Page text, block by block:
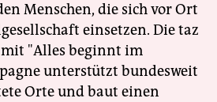
Menschen, die sich vor Ort
einsetzen. Die taz
"Alles beginnt im
unterstützt bundesweit
Orte und baut einen